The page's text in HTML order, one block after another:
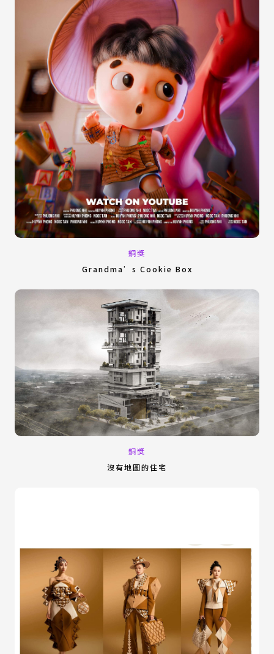
銅獎
Grandma’s Cookie Box
銅獎
沒有地圖的住宅